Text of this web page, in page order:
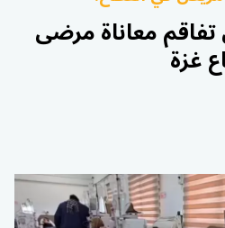
معاناة مرضى
غزة